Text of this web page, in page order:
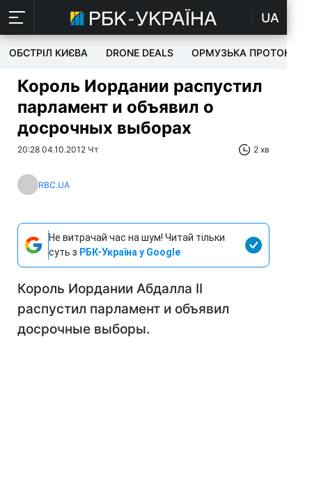
UA
ОБСТРІЛ КИЄВА DRONE DEALS ОРМУЗЬКА ПРОТОКА
Король Иордании распустил
парламент и объявил о
досрочных выборах
20:28 04.10.2012 Чт 2 хв
RBC.UA
Не витрачай час на шум! Читай тільки
суть з РБК-Україна у Google
Король Иордании Абдалла II
распустил парламент и объявил
досрочные выборы.